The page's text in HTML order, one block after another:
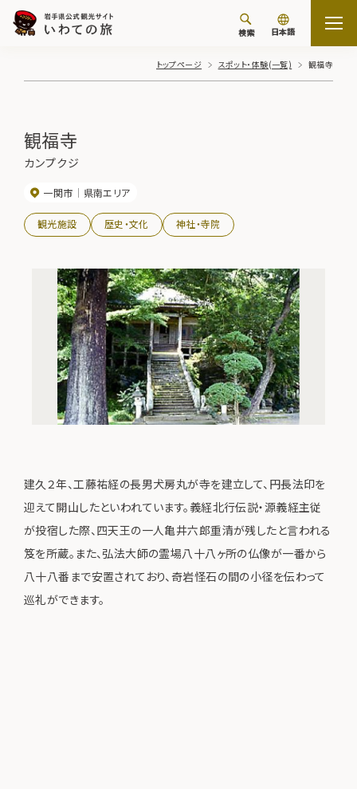
検索 日本語
トップページ スポット・体験(一覧) 観福寺
観福寺
カンプクジ
一関市 県南エリア
観光施設 歴史・文化 神社・寺院
建久２年、工藤祐経の長男犬房丸が寺を建立して、円長法印を
迎えて開山したといわれています。義経北行伝説・源義経主従
が投宿した際、四天王の一人亀井六郎重清が残したと言われる
笈を所蔵。また、弘法大師の霊場八十八ヶ所の仏像が一番から
八十八番まで安置されており、奇岩怪石の間の小径を伝わって
巡礼ができます。